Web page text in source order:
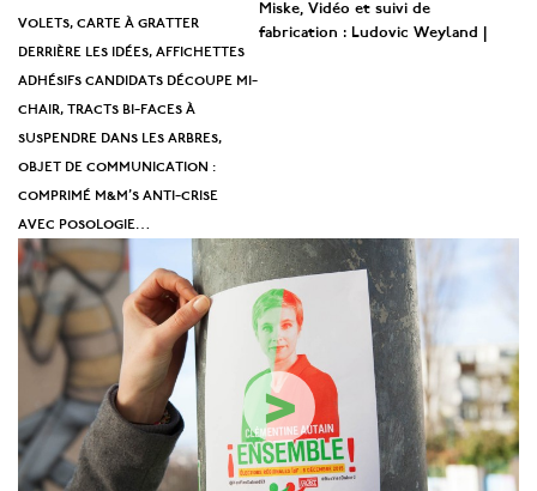
volets, carte à gratter
derrière les idées, affichettes
adhésifs candidats découpe mi-
chair, tracts bi-faces à
suspendre dans les arbres,
objet de communication :
comprimé m&m’s anti-crise
avec posologie…
Miske, Vidéo et suivi de
fabrication : Ludovic Weyland |
>